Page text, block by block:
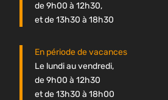
de 9h00 à 12h30,
et de 13h30 à 18h30
En période de vacances
Le lundi au vendredi,
de 9h00 à 12h30
et de 13h30 à 18h00